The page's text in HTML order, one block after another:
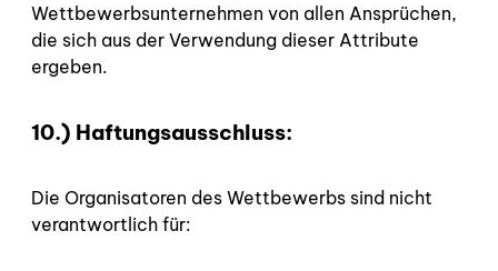
Wettbewerbsunternehmen von allen Ansprüchen,
die sich aus der Verwendung dieser Attribute
ergeben.
10.) Haftungsausschluss:
Die Organisatoren des Wettbewerbs sind nicht
verantwortlich für: